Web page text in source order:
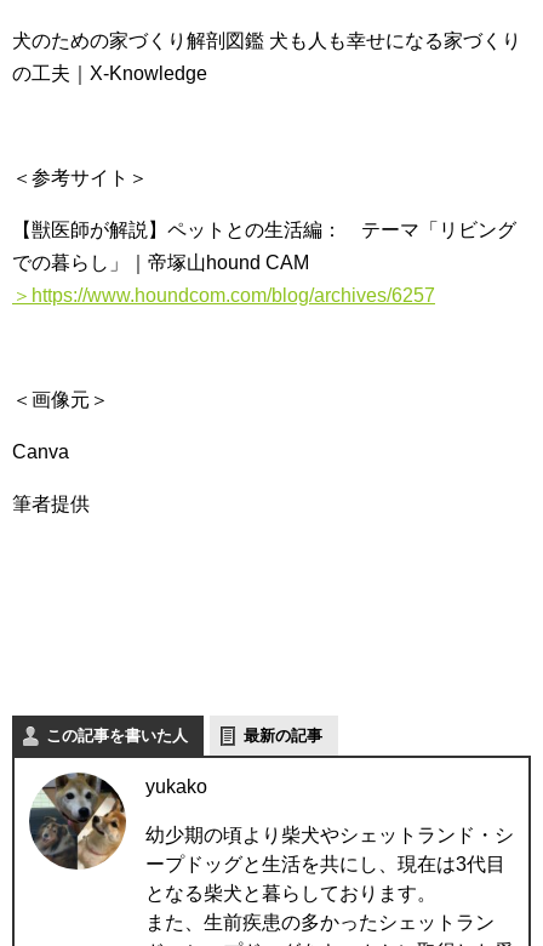
犬のための家づくり解剖図鑑 犬も人も幸せになる家づくり
の工夫｜X-Knowledge
＜参考サイト＞
【獣医師が解説】ペットとの生活編： テーマ「リビング
での暮らし」｜帝塚山hound CAM
＞https://www.houndcom.com/blog/archives/6257
＜画像元＞
Canva
筆者提供
この記事を書いた人 最新の記事
yukako
幼少期の頃より柴犬やシェットランド・シ
ープドッグと生活を共にし、現在は3代目
となる柴犬と暮らしております。
また、生前疾患の多かったシェットラン